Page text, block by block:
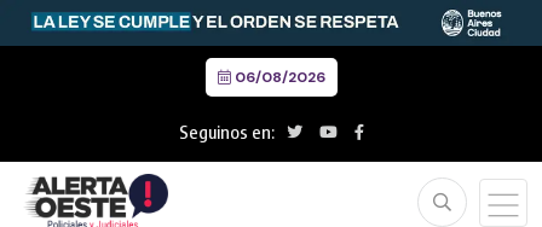
06/08/2026
Seguinos en: